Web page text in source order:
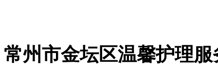
常州市金坛区温馨护理